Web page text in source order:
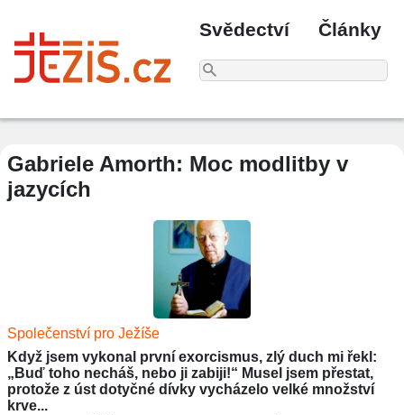
Svědectví Články
Gabriele Amorth: Moc modlitby v
jazycích
Společenství pro Ježíše
Když jsem vykonal první exorcismus, zlý duch mi řekl:
„Buď toho necháš, nebo ji zabiji!“ Musel jsem přestat,
protože z úst dotyčné dívky vycházelo velké množství
krve...